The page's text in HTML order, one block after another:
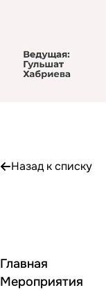
Назад к списку
Главная
Мероприятия